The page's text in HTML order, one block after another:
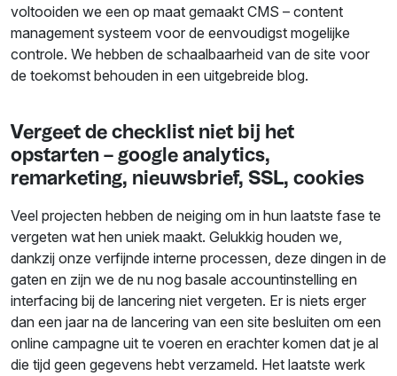
voltooiden we een op maat gemaakt CMS – content
management systeem voor de eenvoudigst mogelijke
controle. We hebben de schaalbaarheid van de site voor
de toekomst behouden in een uitgebreide blog.
Vergeet de checklist niet bij het
opstarten – google analytics,
remarketing, nieuwsbrief, SSL, cookies
Veel projecten hebben de neiging om in hun laatste fase te
vergeten wat hen uniek maakt. Gelukkig houden we,
dankzij onze verfijnde interne processen, deze dingen in de
gaten en zijn we de nu nog basale accountinstelling en
interfacing bij de lancering niet vergeten. Er is niets erger
dan een jaar na de lancering van een site besluiten om een
online campagne uit te voeren en erachter komen dat je al
die tijd geen gegevens hebt verzameld. Het laatste werk